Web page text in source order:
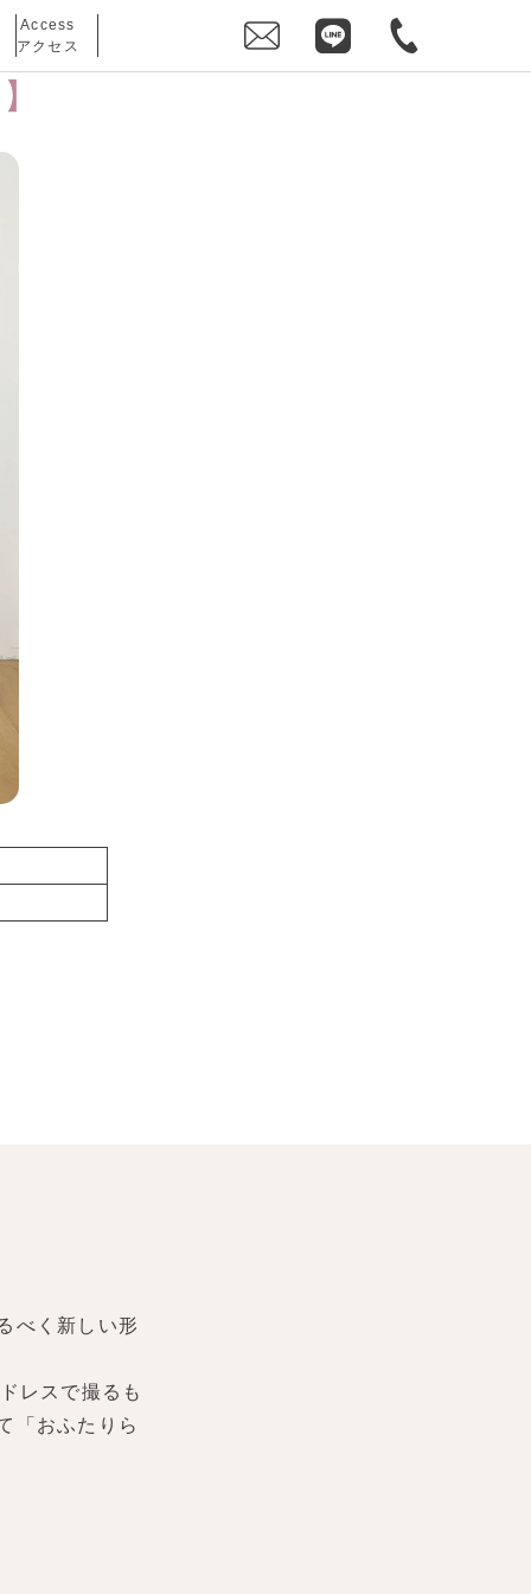
Access
アクセス
べく新しい形
レスで撮るも
「おふたりら